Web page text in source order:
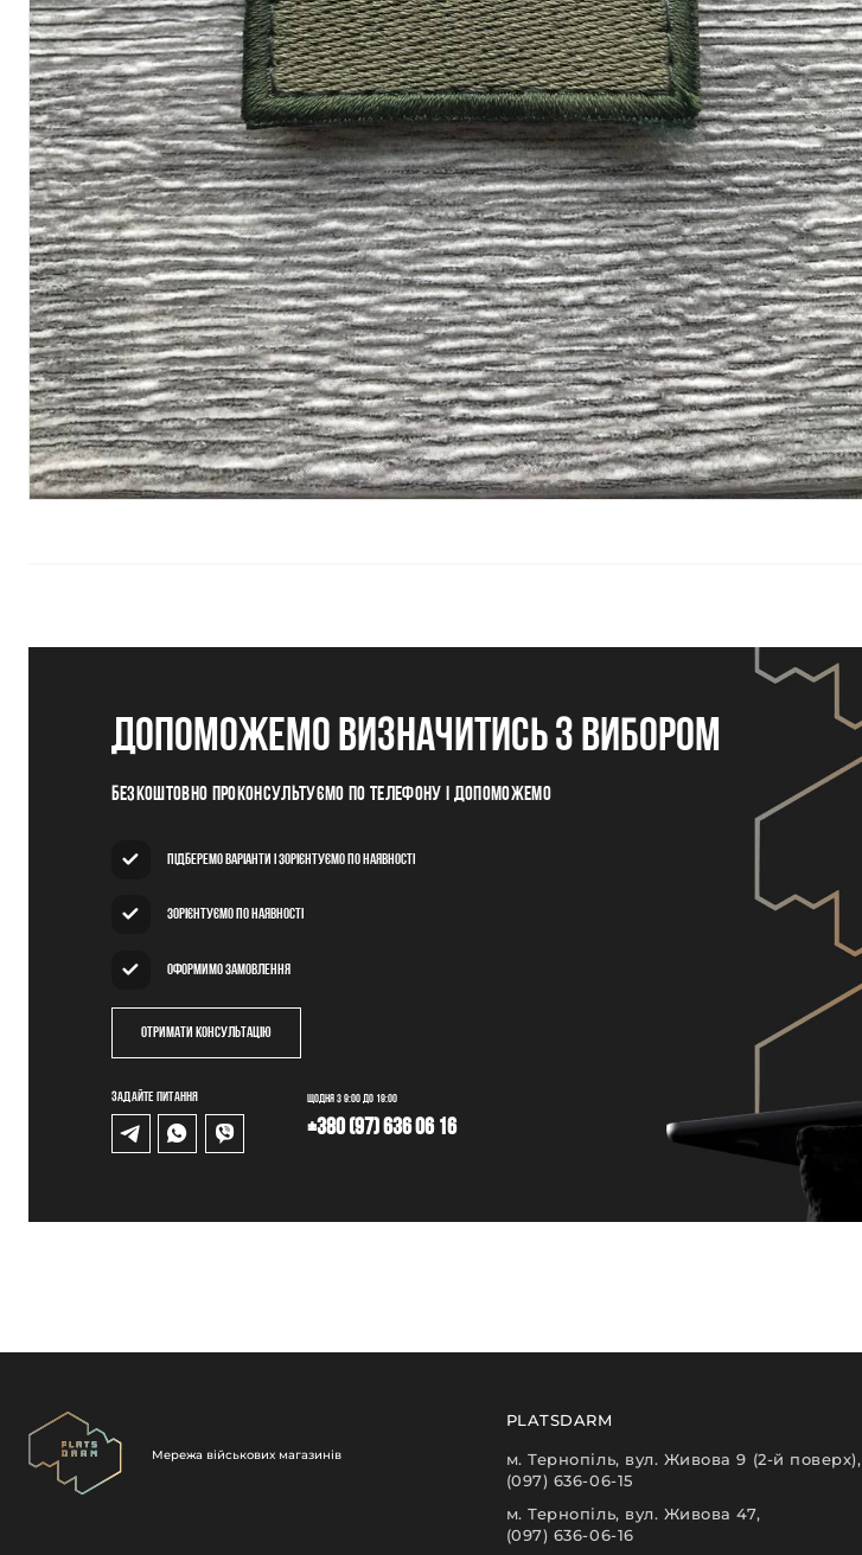
допоможемо визначитись з вибором
Безкоштовно проконсультуємо по телефону і допоможемо
Підберемо варіанти і зорієнтуємо по наявності
Зорієнтуємо по наявності
Оформимо замовлення
Отримати консультацію
Задайте питання Щодня з 9:00 до 19:00
+380 (97) 636 06 16
Мережа військових магазинів
PLATSDARM
м. Тернопіль, вул. Живова 9 (2-й поверх),
(097) 636-06-15
м. Тернопіль, вул. Живова 47,
(097) 636-06-16